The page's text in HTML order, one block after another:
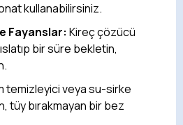
kullanabilirsiniz.
Fayanslar: Kireç çözücü
bir süre bekletin,
temizleyici veya su-sirke
tüy bırakmayan bir bez